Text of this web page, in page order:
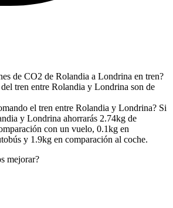
de CO2 de Rolandia a Londrina en tren?
tren entre Rolandia y Londrina son de
el tren entre Rolandia y Londrina? Si
y Londrina ahorrarás 2.74kg de
con un vuelo, 0.1kg en
y 1.9kg en comparación al coche.
mejorar?